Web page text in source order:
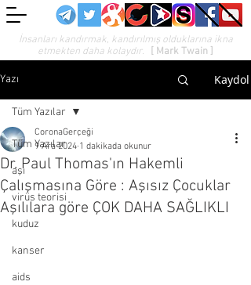
İnsanları kandırmak, kandırılmış olduklarına ikna
etmekten daha kolaydır.
[ Mark Twain ]
Yazı Kaydol
Tüm Yazılar
aşı
virüs teorisi
kuduz
kanser
aids
Tüm Yazılar
Dr. Paul Thomas'ın Hakemli
Çalışmasına Göre : Aşısız Çocuklar
Aşılılara göre ÇOK DAHA SAĞLIKLI
CoronaGerçeği
9 Ara 2024 1 dakikada okunur